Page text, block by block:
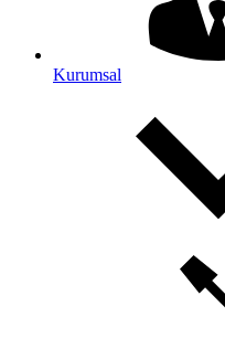
Kurumsal